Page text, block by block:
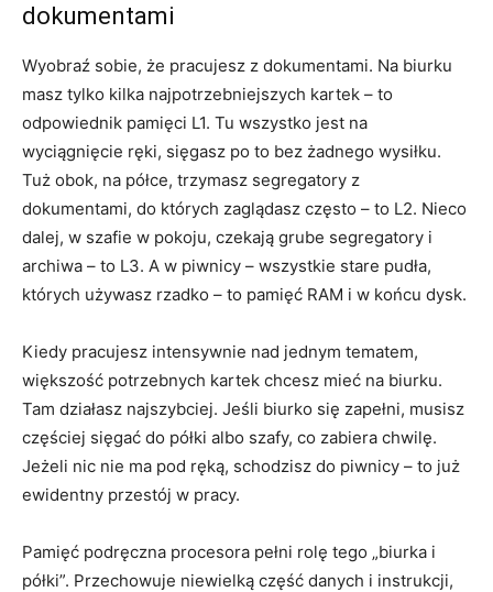
dokumentami
Wyobraź sobie, że pracujesz z dokumentami. Na biurku
masz tylko kilka najpotrzebniejszych kartek – to
odpowiednik pamięci L1. Tu wszystko jest na
wyciągnięcie ręki, sięgasz po to bez żadnego wysiłku.
Tuż obok, na półce, trzymasz segregatory z
dokumentami, do których zaglądasz często – to L2. Nieco
dalej, w szafie w pokoju, czekają grube segregatory i
archiwa – to L3. A w piwnicy – wszystkie stare pudła,
których używasz rzadko – to pamięć RAM i w końcu dysk.
Kiedy pracujesz intensywnie nad jednym tematem,
większość potrzebnych kartek chcesz mieć na biurku.
Tam działasz najszybciej. Jeśli biurko się zapełni, musisz
częściej sięgać do półki albo szafy, co zabiera chwilę.
Jeżeli nic nie ma pod ręką, schodzisz do piwnicy – to już
ewidentny przestój w pracy.
Pamięć podręczna procesora pełni rolę tego „biurka i
półki”. Przechowuje niewielką część danych i instrukcji,